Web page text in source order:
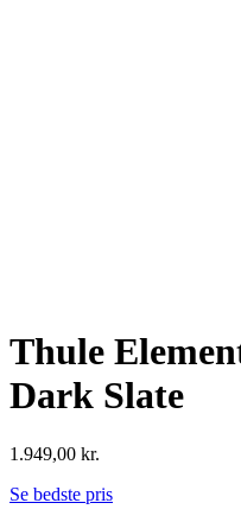
Thule
Dark Slate
1.949,00 kr.
Se bedste pris